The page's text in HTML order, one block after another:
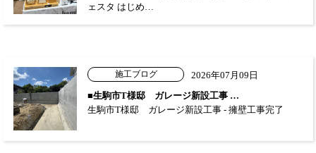
ェスタ はじめ…
施工ブログ
2026年07月09日
■生駒市T様邸 ガレージ新設工事 …
生駒市T様邸 ガレージ新設工事 - 擁壁工事完了